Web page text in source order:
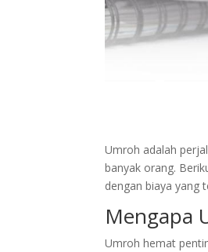
Umroh adalah
banyak orang.
dengan biaya yang
Mengapa
Umroh hemat